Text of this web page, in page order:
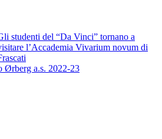
studenti del “Da Vinci” tornano a
l’Accademia Vivarium novum di
Ørberg a.s. 2022-23